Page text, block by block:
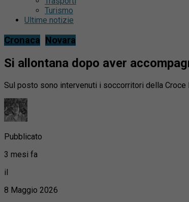
Turismo
Ultime notizie
Cronaca Novara
Si allontana dopo aver
Sul posto sono intervenuti i soccorritori della
Pubblicato
3 mesi fa
il
8 Maggio 2026